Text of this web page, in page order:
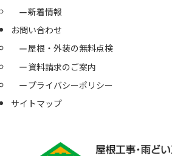
新着情報
お問い合わせ
屋根・外装の無料点検
資料請求のご案内
プライバシーポリシー
サイトマップ